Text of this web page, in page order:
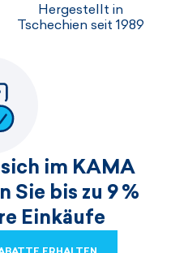
Hergestellt in
Tschechien seit 1989
im KAMA
Sie bis zu 9 %
Einkäufe